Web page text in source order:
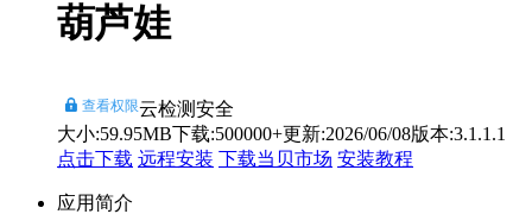
葫芦娃
查看权限云检测安全
大小:59.95MB下载:500000+更新:2026/06/08版本:3.1.1.1
点击下载 远程安装 下载当贝市场 安装教程
应用简介